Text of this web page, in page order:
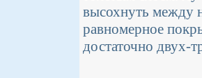
высохнуть между
равномерное
достаточно двух-